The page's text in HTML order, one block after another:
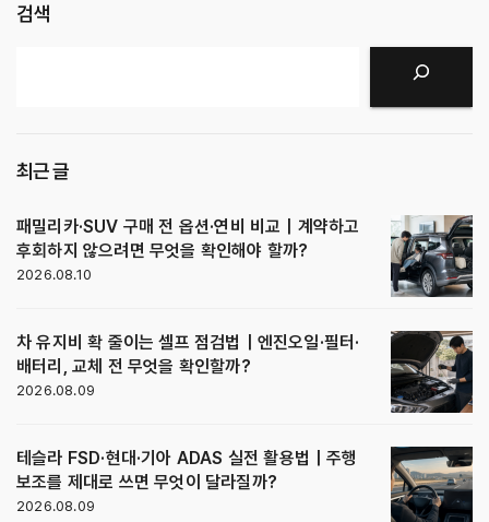
검색
최근 글
패밀리카·SUV 구매 전 옵션·연비 비교｜계약하고
후회하지 않으려면 무엇을 확인해야 할까?
2026.08.10
차 유지비 확 줄이는 셀프 점검법｜엔진오일·필터·
배터리, 교체 전 무엇을 확인할까?
2026.08.09
테슬라 FSD·현대·기아 ADAS 실전 활용법｜주행
보조를 제대로 쓰면 무엇이 달라질까?
2026.08.09